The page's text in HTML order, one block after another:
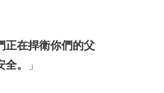
正在捍衛你們的父
。
」